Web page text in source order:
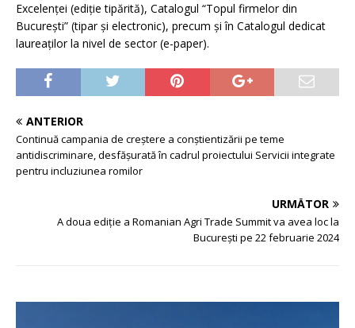
Excelenței (ediție tipărită), Catalogul “Topul firmelor din
București” (tipar și electronic), precum și în Catalogul dedicat
laureaților la nivel de sector (e-paper).
ANTERIOR
Continuă campania de creștere a conștientizării pe teme
antidiscriminare, desfășurată în cadrul proiectului Servicii integrate
pentru incluziunea romilor
URMĂTOR
A doua ediție a Romanian Agri Trade Summit va avea loc la
București pe 22 februarie 2024